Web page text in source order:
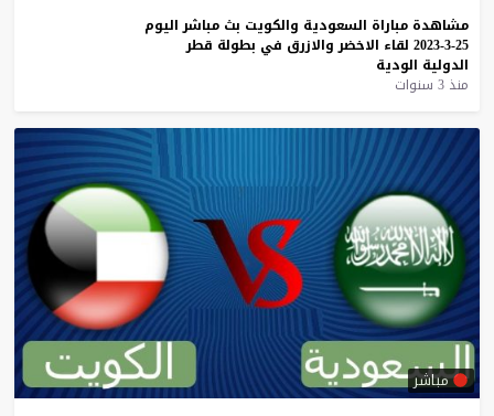
مشاهدة مباراة السعودية والكويت بث مباشر اليوم
25-3-2023
لقاء الاخضر والازرق في بطولة قطر
الدولية الودية
منذ 3 سنوات
مباشر